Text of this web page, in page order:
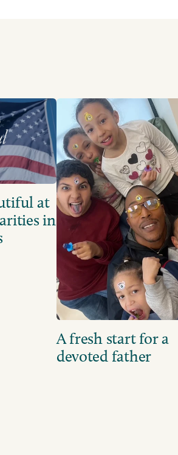
at
in
A fresh start for a
devoted father